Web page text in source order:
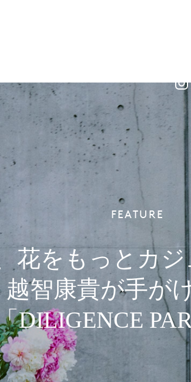
FEATURE
花をもっとカジ
智康貴が手が
DILIGENCE